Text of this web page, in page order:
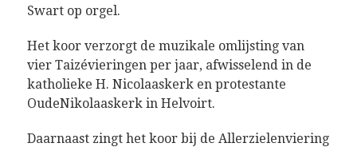
Swart op orgel.
Het koor verzorgt de muzikale omlijsting van
vier Taizévieringen per jaar, afwisselend in de
katholieke H. Nicolaaskerk en protestante
OudeNikolaaskerk in Helvoirt.
Daarnaast zingt het koor bij de Allerzielenviering